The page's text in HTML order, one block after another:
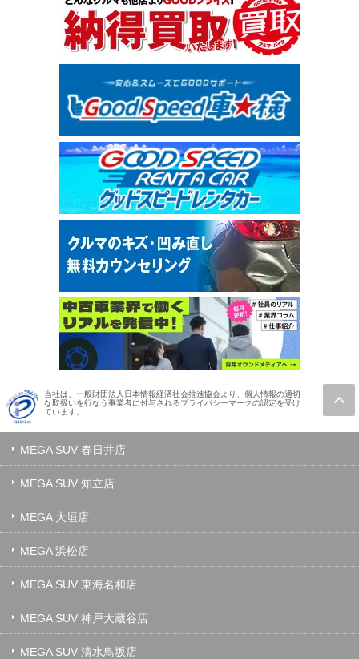
当社は、一般財団法人日本情報経済社会推進協会より、個人情報の適切
な取扱いを行なう事業者に付与されるプライバシーマークの認定を受け
ています。
MEGA SUV 春日井店
MEGA SUV 知立店
MEGA 大垣店
MEGA 浜松店
MEGA SUV 東海名和店
MEGA SUV 神戸大蔵谷店
MEGA SUV 清水鳥坂店